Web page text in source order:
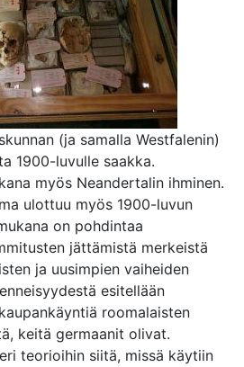
(ja samalla Westfalenin)
1900-luvulle saakka.
myös Neandertalin ihminen.
ulottuu myös 1900-luvun
on pohdintaa
jättämistä merkeistä
ja uusimpien vaiheiden
esitellään
roomalaisten
keitä germaanit olivat.
teorioihin siitä, missä käytiin